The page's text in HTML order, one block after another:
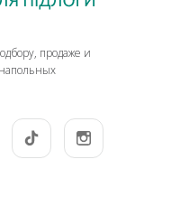
продаже и